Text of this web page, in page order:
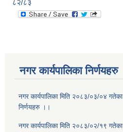
८२/८३
नगर कार्यपालिका निर्णयहरु
नगर कार्यपालिका मिति २०८३/०३/०४ गतेका
निर्णयहरु ।।
नगर कार्यपालिका मिति २०८३/०२/१९ गतेका